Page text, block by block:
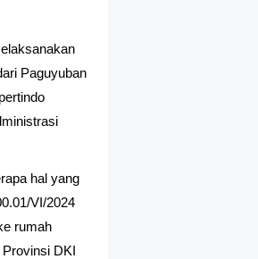
Paguyuban
hal yang
VI/2024
rumah
DKI